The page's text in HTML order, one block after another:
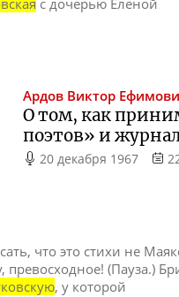
с дочерью Еленой
Ардов Виктор
О том, как
поэтов» и
20 декабря 1967
что это стихи не
превосходное! (Пауза.)
, у которой